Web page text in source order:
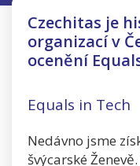
Czechitas je
organizací v
ocenění
Equals in Tech
Nedávno jsme
švýcarské